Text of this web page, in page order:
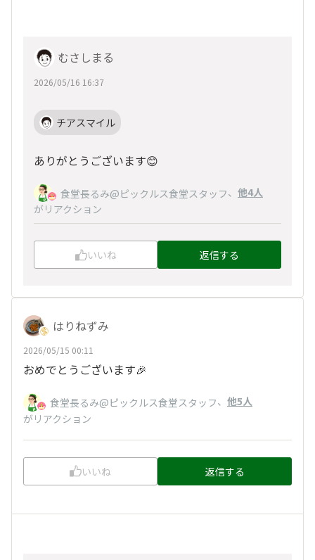
むさしまる
2026/05/16 16:37
チアスマイル
ありがとうございます😊
食堂長るみ@ピックルス食堂スタッフ、 他4人
がリアクション
いいね 返信する
はりねずみ
2026/05/15 00:11
おめでとうございます🎉
食堂長るみ@ピックルス食堂スタッフ、 他5人
がリアクション
いいね 返信する